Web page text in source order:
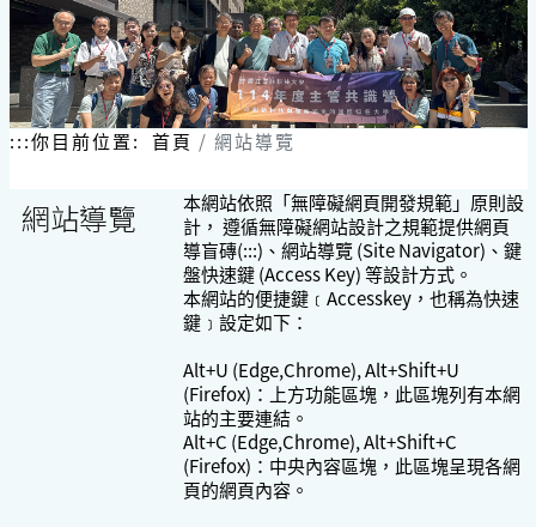
:::你目前位置: 首頁 網站導覽
網站導覽
本網站依照「無障礙網頁開發規範」原則設
計， 遵循無障礙網站設計之規範提供網頁
導盲磚(:::)、網站導覽 (Site Navigator)、鍵
盤快速鍵 (Access Key) 等設計方式。
本網站的便捷鍵﹝Accesskey，也稱為快速
鍵﹞設定如下：
Alt+U (Edge,Chrome), Alt+Shift+U
(Firefox)：上方功能區塊，此區塊列有本網
站的主要連結。
Alt+C (Edge,Chrome), Alt+Shift+C
(Firefox)：中央內容區塊，此區塊呈現各網
頁的網頁內容。